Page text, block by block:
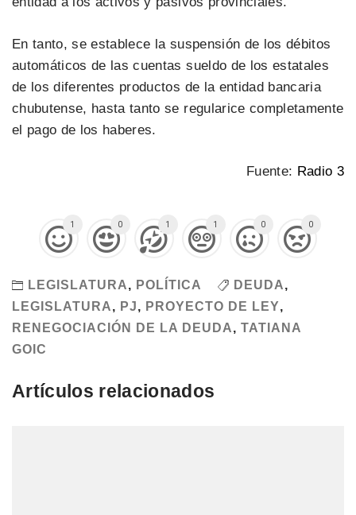
En tanto, se establece la suspensión de los débitos
automáticos de las cuentas sueldo de los estatales
de los diferentes productos de la entidad bancaria
chubutense, hasta tanto se regularice completamente
el pago de los haberes.
Fuente: Radio 3
1 0 1 1 0 0
LEGISLATURA, POLÍTICA DEUDA,
LEGISLATURA, PJ, PROYECTO DE LEY,
RENEGOCIACIÓN DE LA DEUDA, TATIANA
GOIC
Artículos relacionados